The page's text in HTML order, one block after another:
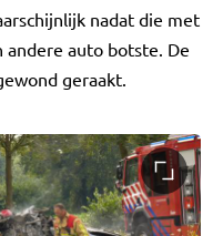
nadat die met
auto botste. De
geraakt.